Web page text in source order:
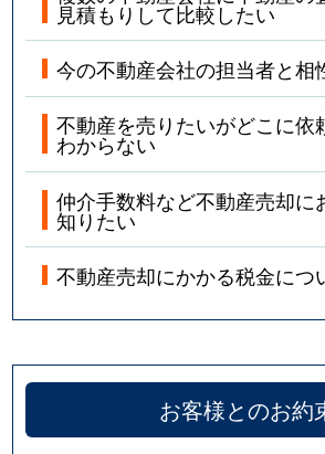
見積もりして比較したい
今の不動産会社の担当者と相
不動産を売りたいがどこに依
わからない
仲介手数料など不動産売却に
知りたい
不動産売却にかかる税金につ
お客様とのお約